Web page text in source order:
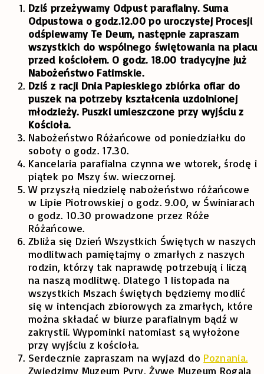
Dziś przeżywamy Odpust parafialny. Suma
Odpustowa o godz.12.00 po uroczystej Procesji
odśpiewamy Te Deum, następnie zapraszam
wszystkich do wspólnego świętowania na placu
przed kościołem. O godz. 18.00 tradycyjne już
Nabożeństwo Fatimskie.
Dziś z racji Dnia Papieskiego zbiórka ofiar do
puszek na potrzeby kształcenia uzdolnionej
młodzieży. Puszki umieszczone przy wyjściu z
Kościoła.
Nabożeństwo Różańcowe od poniedziałku do
soboty o godz. 17.30.
Kancelaria parafialna czynna we wtorek, środę i
piątek po Mszy św. wieczornej.
W przyszłą niedzielę nabożeństwo różańcowe
w Lipie Piotrowskiej o godz. 9.00, w Świniarach
o godz. 10.30 prowadzone przez Róże
Różańcowe.
Zbliża się Dzień Wszystkich Świętych w naszych
modlitwach pamiętajmy o zmarłych z naszych
rodzin, którzy tak naprawdę potrzebują i liczą
na naszą modlitwę. Dlatego 1 listopada na
wszystkich Mszach świętych będziemy modlić
się w intencjach zbiorowych za zmarłych, które
można składać w biurze parafialnym bądź w
zakrystii. Wypominki natomiast są wyłożone
przy wyjściu z kościoła.
Serdecznie zapraszam na wyjazd do Poznania.
Zwiedzimy Muzeum Pyry, Żywe Muzeum Rogala